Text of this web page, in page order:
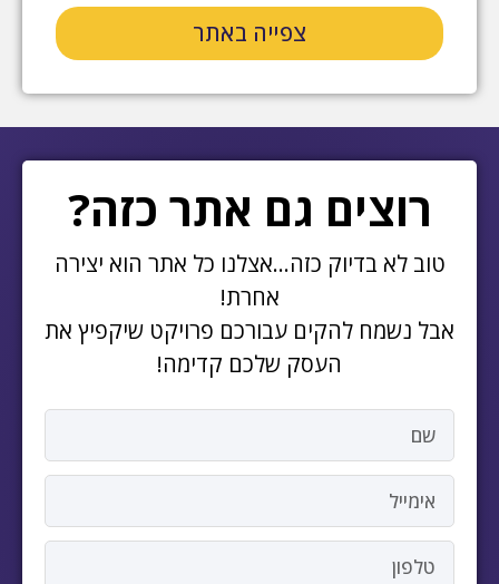
צפייה באתר
רוצים גם אתר כזה?
טוב לא בדיוק כזה…אצלנו כל אתר הוא יצירה
אחרת!
אבל נשמח להקים עבורכם פרויקט שיקפיץ את
העסק שלכם קדימה!